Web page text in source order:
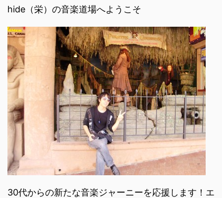
hide（栄）の音楽道場へようこそ
30代からの新たな音楽ジャーニーを応援します！エ